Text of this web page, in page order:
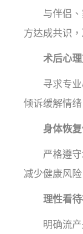
与伴侣、
方达成共识
术后心理
寻求专业
倾诉缓解情绪
身体恢复
严格遵守术
减少健康风险
理性看待
明确流产是